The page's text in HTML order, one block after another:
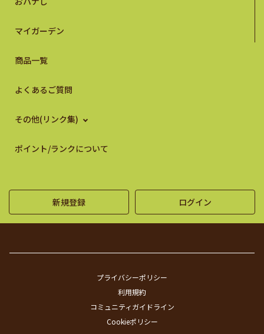
マイガーデン
商品一覧
よくあるご質問
その他(リンク集)
ポイント/ランクについて
新規登録 ログイン
プライバシーポリシー
利用規約
コミュニティガイドライン
Cookieポリシー